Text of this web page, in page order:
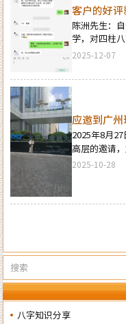
八字知识分享
二、三十万
客户的好评
陈洲先生：
学，对四柱
案例数以百
阴阳宅风水
而实力与信
冰山一角的
你提供服务
2025-12-07
应邀到广
水
2025年8月
高层的邀请
江新城的太
2025-10-28